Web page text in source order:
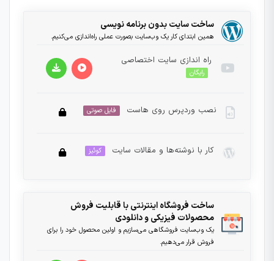
ساخت سایت بدون برنامه نویسی
همین ابتدای کار یک وب‌سایت بصورت عملی راه‌اندازی می‌کنیم.
راه اندازی سایت اختصاصی
رایگان
نمایشگرنصب وردپرس روی هاست فایل صوتی
این بخش خصوصی می باشد. برای دسترسی کامل به
کار با نوشته‌ها و مقالات سایت کوئیز
دروس این دوره باید این دوره را خریداری نمایید.
ساخت فروشگاه اینترنتی با قابلیت فروش
محصولات فیزیکی و دانلودی
یک وب‌سایت فروشگاهی می‌سازیم و اولین محصول خود را برای
فروش قرار می‌دهیم.